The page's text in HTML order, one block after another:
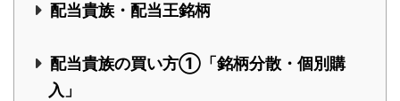
配当貴族・配当王銘柄
配当貴族の買い方①「銘柄分散・個別購
入」